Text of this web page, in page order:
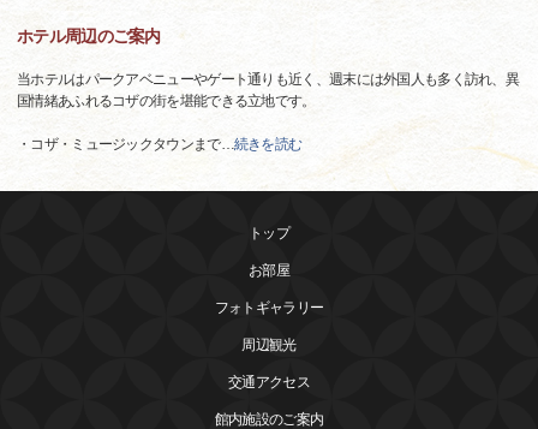
ホテル周辺のご案内
当ホテルはパークアベニューやゲート通りも近く、週末には外国人も多く訪れ、異
国情緒あふれるコザの街を堪能できる立地です。
・コザ・ミュージックタウンまで…続きを読む
トップ
お部屋
フォトギャラリー
周辺観光
交通アクセス
館内施設のご案内